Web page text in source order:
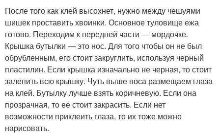
После того как клей высохнет, нужно между чешуями
шишек проставить хвоинки. Основное туловище ежа
готово. Переходим к передней части — мордочке.
Крышка бутылки — это нос. Для того чтобы он не был
обрубленным, его стоит закруглить, используя черный
пластилин. Если крышка изначально не черная, то стоит
залепить всю крышку. Чуть выше носа размещаем глаза
на клей. Бутылку лучше взять коричневую. Если она
прозрачная, то ее стоит закрасить. Если нет
возможности приклеить глаза, то их тоже можно
нарисовать.